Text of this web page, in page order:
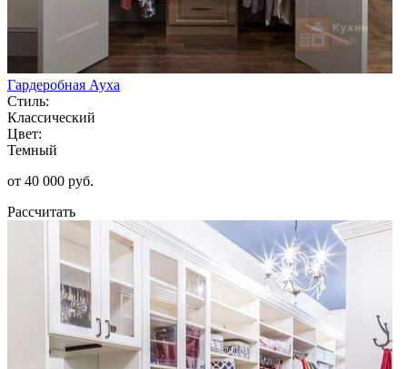
Гардеробная Ауха
Стиль:
Классический
Цвет:
Темный
от 40 000 руб.
Рассчитать